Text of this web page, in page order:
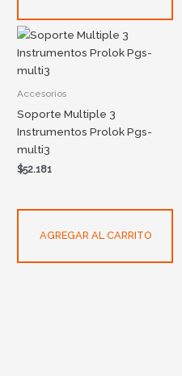
Accesorios
Soporte Multiple 3
Instrumentos Prolok Pgs-
multi3
$52.181
AGREGAR AL CARRITO